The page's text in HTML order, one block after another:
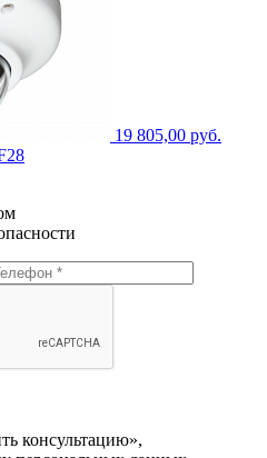
19 805,00 руб.
консультацию»,